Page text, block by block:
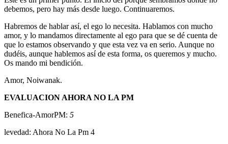
debemos, pero hay más desde luego. Continuaremos.
Habremos de hablar así, el ego lo necesita. Hablamos con mucho
amor, y lo mandamos directamente al ego para que se dé cuenta de
que lo estamos observando y que esta vez va en serio. Aunque no
dudéis, aunque hablemos así de esta forma, os queremos y mucho.
Os mando mi bendición.
Amor, Noiwanak.
EVALUACION AHORA NO LA PM
Benefica-AmorPM: 5
levedad: Ahora No La Pm 4